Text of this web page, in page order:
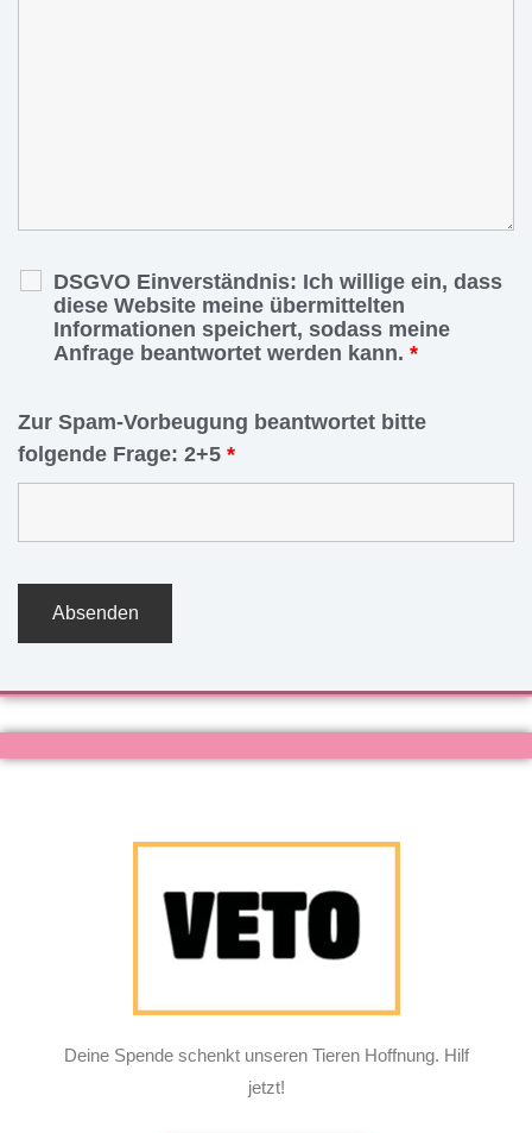
DSGVO Einverständnis: Ich willige ein, dass
diese Website meine übermittelten
Informationen speichert, sodass meine
Anfrage beantwortet werden kann. *
Zur Spam-Vorbeugung beantwortet bitte
folgende Frage: 2+5 *
Deine Spende schenkt unseren Tieren Hoffnung. Hilf
jetzt!